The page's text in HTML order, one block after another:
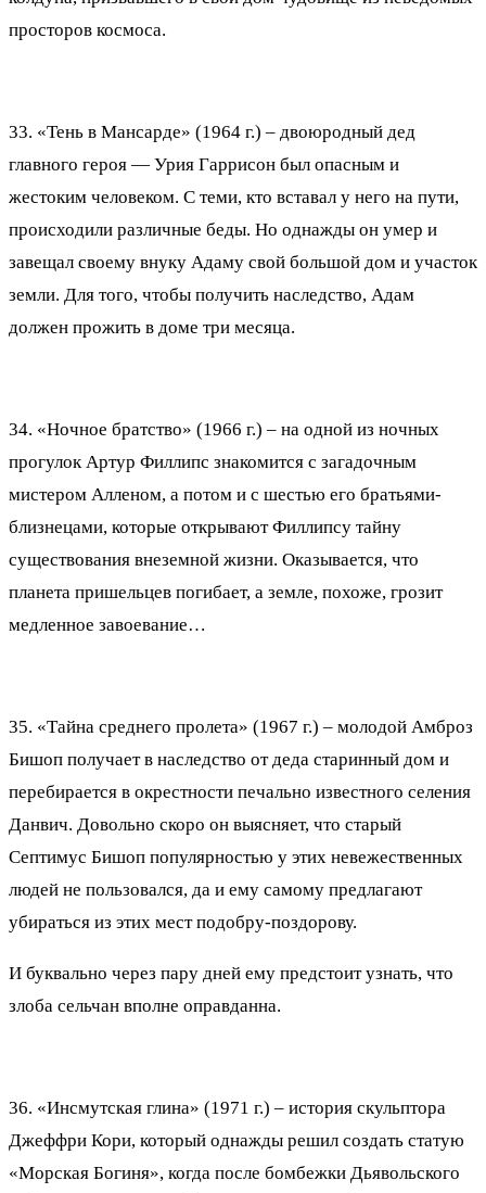
просторов космоса.
33. «Тень в Мансарде» (1964 г.) – двоюродный дед
главного героя — Урия Гаррисон был опасным и
жестоким человеком. С теми, кто вставал у него на пути,
происходили различные беды. Но однажды он умер и
завещал своему внуку Адаму свой большой дом и участок
земли. Для того, чтобы получить наследство, Адам
должен прожить в доме три месяца.
34. «Ночное братство» (1966 г.) – на одной из ночных
прогулок Артур Филлипс знакомится с загадочным
мистером Алленом, а потом и с шестью его братьями-
близнецами, которые открывают Филлипсу тайну
существования внеземной жизни. Оказывается, что
планета пришельцев погибает, а земле, похоже, грозит
медленное завоевание…
35. «Тайна среднего пролета» (1967 г.) – молодой Амброз
Бишоп получает в наследство от деда старинный дом и
перебирается в окрестности печально известного селения
Данвич. Довольно скоро он выясняет, что старый
Септимус Бишоп популярностью у этих невежественных
людей не пользовался, да и ему самому предлагают
убираться из этих мест подобру-поздорову.
И буквально через пару дней ему предстоит узнать, что
злоба сельчан вполне оправданна.
36. «Инсмутская глина» (1971 г.) – история скульптора
Джеффри Кори, который однажды решил создать статую
«Морская Богиня», когда после бомбежки Дьявольского